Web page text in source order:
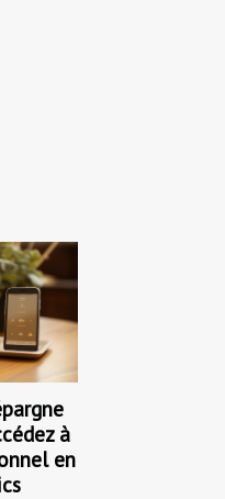
à
en